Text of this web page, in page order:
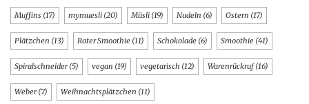
Muffins (17) mymuesli (20) Müsli (19) Nudeln (6) Ostern (17)
Plätzchen (13) Roter Smoothie (11) Schokolade (6) Smoothie (41)
Spiralschneider(5) vegan (19) vegetarisch (12) Warenrückruf(16)
Weber(7) Weihnachtsplätzchen (11)